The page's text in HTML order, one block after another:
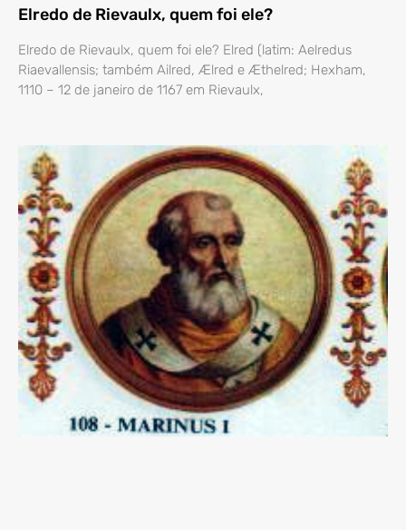
Elredo de Rievaulx, quem foi ele?
Elredo de Rievaulx, quem foi ele? Elred (latim: Aelredus
Riaevallensis; também Ailred, Ælred e Æthelred; Hexham,
1110 – 12 de janeiro de 1167 em Rievaulx,